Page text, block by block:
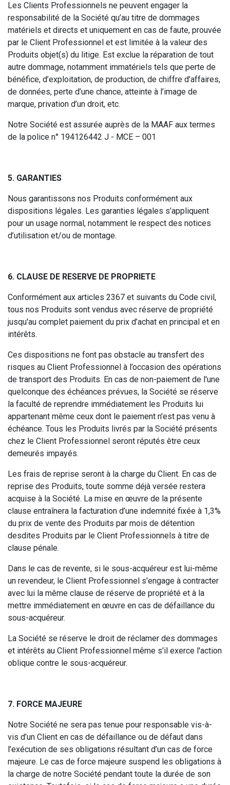
Les Clients Professionnels ne peuvent engager la
responsabilité de la Société qu’au titre de dommages
matériels et directs et uniquement en cas de faute, prouvée
par le Client Professionnel et est limitée à la valeur des
Produits objet(s) du litige. Est exclue la réparation de tout
autre dommage, notamment immatériels tels que perte de
bénéfice, d’exploitation, de production, de chiffre d’affaires,
de données, perte d’une chance, atteinte à l’image de
marque, privation d’un droit, etc.
Notre Société est assurée auprès de la MAAF aux termes
de la police n° 194126442 J - MCE – 001
5. GARANTIES
Nous garantissons nos Produits conformément aux
dispositions légales. Les garanties légales s’appliquent
pour un usage normal, notamment le respect des notices
d’utilisation et/ou de montage.
6. CLAUSE DE RESERVE DE PROPRIETE
Conformément aux articles 2367 et suivants du Code civil,
tous nos Produits sont vendus avec réserve de propriété
jusqu'au complet paiement du prix d’achat en principal et en
intérêts.
Ces dispositions ne font pas obstacle au transfert des
risques au Client Professionnel à l’occasion des opérations
de transport des Produits. En cas de non-paiement de l'une
quelconque des échéances prévues, la Société se réserve
la faculté de reprendre immédiatement les Produits lui
appartenant même ceux dont le paiement n'est pas venu à
échéance. Tous les Produits livrés par la Société présents
chez le Client Professionnel seront réputés être ceux
demeurés impayés.
Les frais de reprise seront à la charge du Client. En cas de
reprise des Produits, toute somme déjà versée restera
acquise à la Société. La mise en œuvre de la présente
clause entraînera la facturation d’une indemnité fixée à 1,3%
du prix de vente des Produits par mois de détention
desdites Produits par le Client Professionnels à titre de
clause pénale.
Dans le cas de revente, si le sous-acquéreur est lui-même
un revendeur, le Client Professionnel s'engage à contracter
avec lui la même clause de réserve de propriété et à la
mettre immédiatement en œuvre en cas de défaillance du
sous-acquéreur.
La Société se réserve le droit de réclamer des dommages
et intérêts au Client Professionnel même s'il exerce l'action
oblique contre le sous-acquéreur.
7. FORCE MAJEURE
Notre Société ne sera pas tenue pour responsable vis-à-
vis d’un Client en cas de défaillance ou de défaut dans
l’exécution de ses obligations résultant d’un cas de force
majeure. Le cas de force majeure suspend les obligations à
la charge de notre Société pendant toute la durée de son